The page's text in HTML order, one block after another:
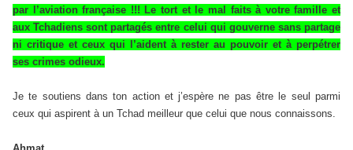
par l’aviation française !!! Le tort et le mal faits à votre famille et
aux Tchadiens sont partagés entre celui qui gouverne sans partage
ni critique et ceux qui l’aident à rester au pouvoir et à perpétrer
ses crimes odieux.
Je te soutiens dans ton action et j’espère ne pas être le seul parmi
ceux qui aspirent à un Tchad meilleur que celui que nous connaissons.